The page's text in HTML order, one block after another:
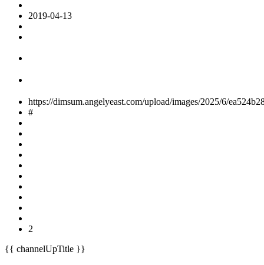
2019-04-13
https://dimsum.angelyeast.com/upload/images/2025/6/
#
2
{{ channelUpTitle }}